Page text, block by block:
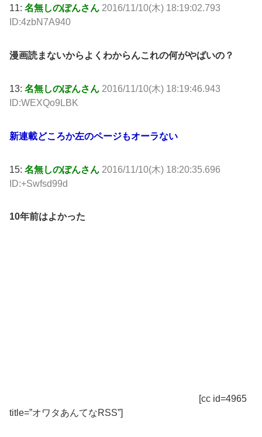
11: 名無しのぽんさん 2016/11/10(木) 18:19:02.793
ID:4zbN7A940
漫画読まないからよくわからんこれの何がやばいの？
13: 名無しのぽんさん 2016/11/10(木) 18:19:46.943
ID:WEXQo9LBK
新連載どころか左のページもオーラない
15: 名無しのぽんさん 2016/11/10(木) 18:20:35.696
ID:+Swfsd99d
10年前はよかった
[cc id=4965
title=”オワタあんてなRSS”]